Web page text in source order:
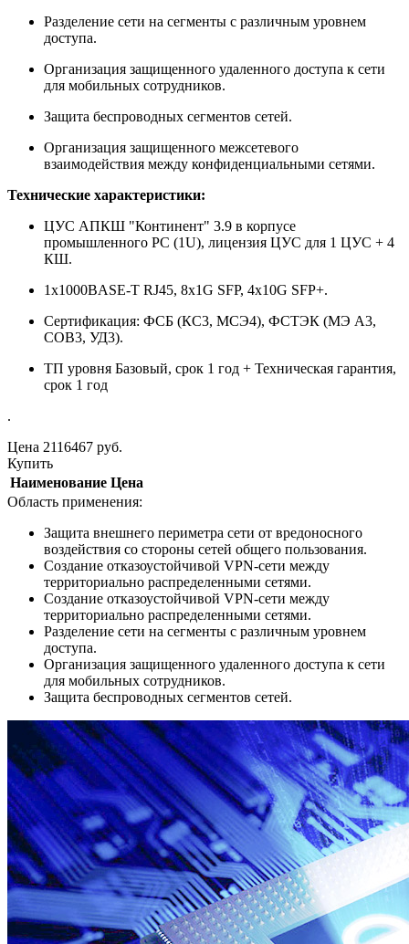
Разделение сети на сегменты с различным уровнем
доступа.
Организация защищенного удаленного доступа к сети
для мобильных сотрудников.
Защита беспроводных сегментов сетей.
Организация защищенного межсетевого
взаимодействия между конфиденциальными сетями.
Технические характеристики:
ЦУС АПКШ "Континент" 3.9 в корпусе
промышленного PC (1U), лицензия ЦУС для 1 ЦУС + 4
КШ.
1x1000BASE-T RJ45, 8x1G SFP, 4x10G SFP+.
Сертификация: ФСБ (КС3, МСЭ4), ФСТЭК (МЭ А3,
СОВ3, УД3).
ТП уровня Базовый, срок 1 год + Техническая гарантия,
срок 1 год
.
Цена 2116467 руб.
Купить
Наименование Цена
Область применения:
Защита внешнего периметра сети от вредоносного
воздействия со стороны сетей общего пользования.
Создание отказоустойчивой VPN-сети между
территориально распределенными сетями.
Создание отказоустойчивой VPN-сети между
территориально распределенными сетями.
Разделение сети на сегменты с различным уровнем
доступа.
Организация защищенного удаленного доступа к сети
для мобильных сотрудников.
Защита беспроводных сегментов сетей.